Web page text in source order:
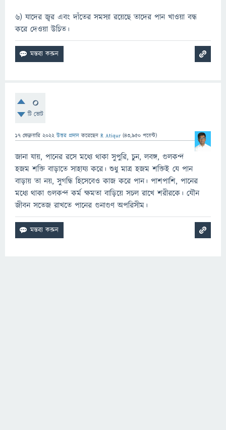
৬) যাদের জ্বর এবং দাঁতের সমস্যা রয়েছে তাদের পান খাওয়া বন্ধ
করে দেওয়া উচিত।
0
টি ভোট
17 ফেব্রুয়ারি 2022 উত্তর প্রদান করেছেন R Atiqur (43,950 পয়েন্ট)
জানা যায়, পানের রসে মধ্যে থাকা সুপুরি, চুন, লবঙ্গ, গুলকন্দ
হজম শক্তি বাড়াতে সাহায্য করে। শুধু মাত্র হজম শক্তিই যে পান
বাড়ায় তা নয়, সুগন্ধি হিসেবেও কাজ করে পান। পাশপাশি, পানের
মধ্যে থাকা গুলকন্দ কর্ম ক্ষমতা বাড়িয়ে সচল রাখে শরীরকে। যৌন
জীবন সতেজ রাখতে পানের গুনাগুণ অপরিসীম।